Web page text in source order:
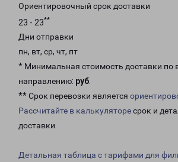
Ориентировочный срок доставки
23 - 23**
Дни отправки
пн, вт, ср, чт, пт
* Минимальная стоимость доставки по
направлению: руб.
** Срок перевозки является
Рассчитайте в калькуляторесрок и
доставки.
Детальная таблица с тарифами для